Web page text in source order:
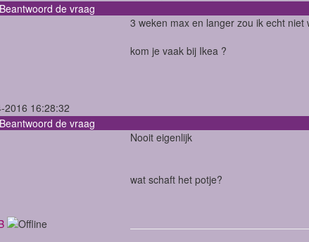
de vraag
3 weken max en langer zou ik echt
kom je vaak bij Ikea ?
2016 16:28:32
de vraag
Nooit eigenlijk
wat schaft het potje?